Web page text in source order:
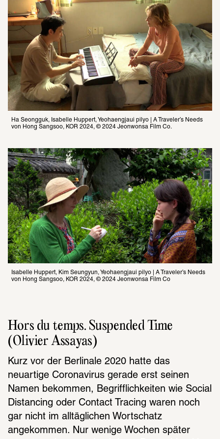
Ha Seongguk, Isabelle Huppert, Yeohaengjaui pilyo | A Traveler’s Needs
von Hong Sangsoo, KOR 2024, © 2024 Jeonwonsa Film Co.
Isabelle Huppert, Kim Seungyun, Yeohaengjaui pilyo | A Traveler’s Needs
von Hong Sangsoo, KOR 2024, © 2024 Jeonwonsa Film Co
Hors du temps. Suspended Time
(Olivier Assayas)
Kurz vor der Berlinale 2020 hatte das
neuartige Coronavirus gerade erst seinen
Namen bekommen, Begrifflichkeiten wie Social
Distancing oder Contact Tracing waren noch
gar nicht im alltäglichen Wortschatz
angekommen. Nur wenige Wochen später